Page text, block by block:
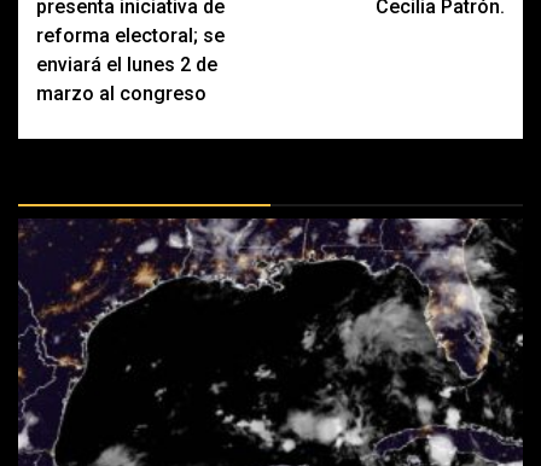
presenta iniciativa de
reforma electoral; se
enviará el lunes 2 de
marzo al congreso
Cecilia Patrón.